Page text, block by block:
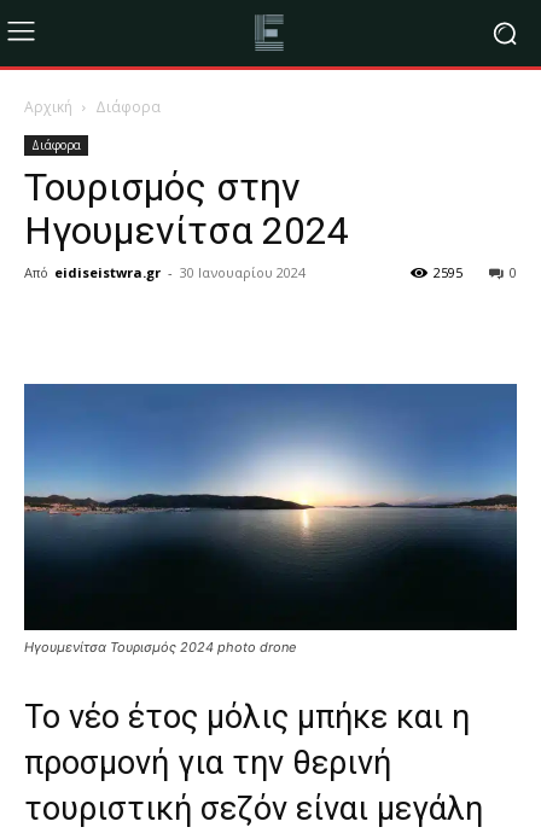
Αρχική Διάφορα
Διάφορα
Τουρισμός στην
Ηγουμενίτσα 2024
Από eidiseistwra.gr - 30 Ιανουαρίου 2024 0
2595
Ηγουμενίτσα Τουρισμός 2024 photo drone
Το νέο έτος μόλις μπήκε και η
προσμονή για την θερινή
τουριστική σεζόν είναι μεγάλη